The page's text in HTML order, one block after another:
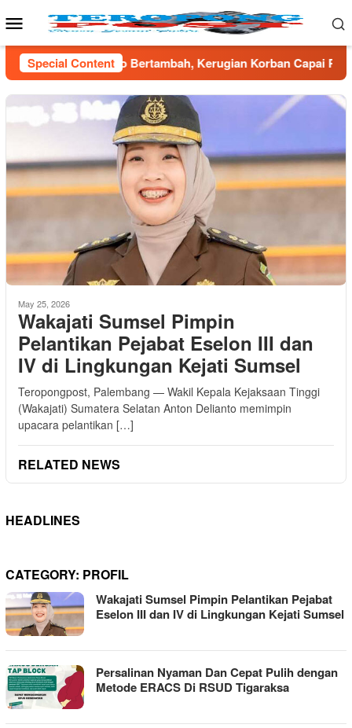
to
Mobile
Menu
Special Content
Kerugian Korban Capai Ratusan Juta PWI
May 25, 2026
Wakajati Sumsel Pimpin
Pelantikan Pejabat Eselon III dan
IV di Lingkungan Kejati Sumsel
Teropongpost, Palembang — Wakil Kepala Kejaksaan Tinggi
(Wakajati) Sumatera Selatan Anton Delianto memimpin
upacara pelantikan […]
RELATED NEWS
HEADLINES
CATEGORY: PROFIL
Wakajati Sumsel Pimpin Pelantikan Pejabat
Eselon III dan IV di Lingkungan Kejati Sumsel
Persalinan Nyaman Dan Cepat Pulih dengan
Metode ERACS Di RSUD Tigaraksa